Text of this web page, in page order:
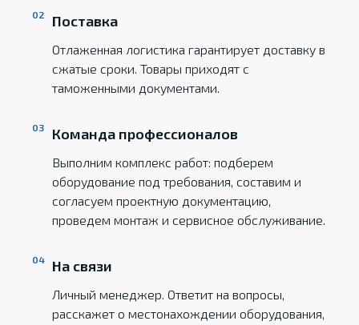
Поставка
Отлаженная логистика гарантирует доставку в
сжатые сроки. Товары приходят с
таможенными документами.
Команда профессионалов
Выполним комплекс работ: подберем
оборудование под требования, составим и
согласуем проектную документацию,
проведем монтаж и сервисное обслуживание.
На связи
Личный менеджер. Ответит на вопросы,
расскажет о местонахождении оборудования,